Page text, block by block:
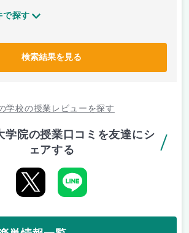
で探す
検索結果を見る
学校の授業レビューを探す
学院の授業口コミを友達にシ
ェアする